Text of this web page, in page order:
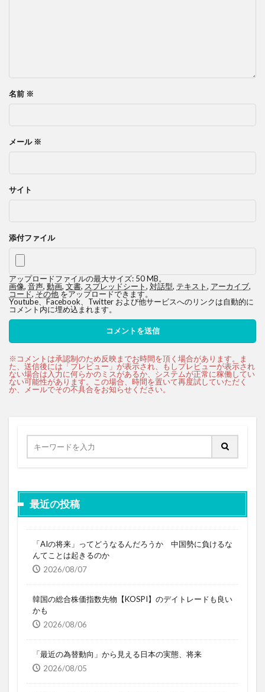
名前 ※
メール ※
サイト
添付ファイル
アップロードファイルの最大サイズ: 50 MB。
画像, 音声, 動画, 文書, スプレッドシート, 対話型, テキスト, アーカイブ,
コード,その他をアップロードできます。
Youtube、Facebook、Twitter および他サービスへのリンクは自動的に
コメント内に埋め込まれます。
最近の投稿
「AIの将来」ってどうなるんだろうか 中国勢に負けるな
んてことは起きるのか
2026/08/07
韓国の総合株価指数先物【KOSPI】のデイトレードも良い
かも
2026/08/06
「最近の為替動向」から見える日本の実態、将来
2026/08/05